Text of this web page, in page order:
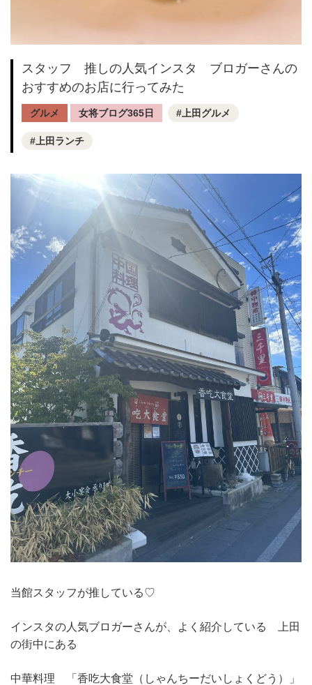
スタッフ 推しの人気インスタ ブロガーさんの
おすすめのお店に行ってみた
グルメ 女将ブログ365日 上田グルメ
上田ランチ
当館スタッフが推している♡
インスタの人気ブロガーさんが、よく紹介している 上田
の街中にある
中華料理 「香吃大食堂（しゃんちーだいしょくどう）」